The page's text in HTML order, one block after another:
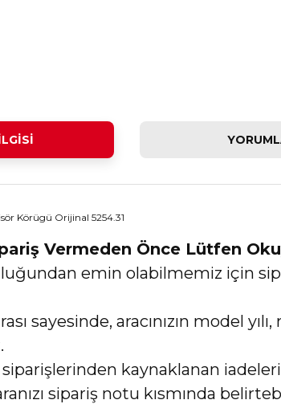
Körügü Orijinal 5254.31
Vermeden Önce Lütfen
emin olabilmemiz için
sayesinde, aracınızın model
siparişlerinden kaynaklanan
sipariş notu kısmında